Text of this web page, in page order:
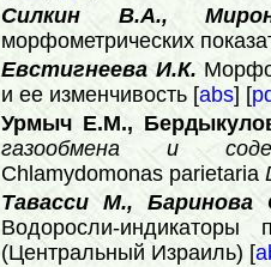
Силкин В.А.,
морфометрических
Евстигнеева И.К.
и ее изменчивость [abs] [
Урмыч Е.М.,
газообмена и
Chlamydomonas parietaria
Тавасси М.,
Водоросли-
(Центральный Израиль) [